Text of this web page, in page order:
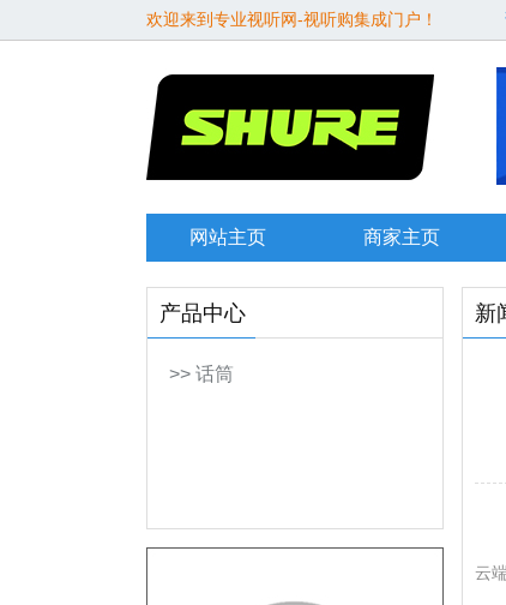
欢迎来到专业视听网-视听购集成门户！
网站主页 商家主页
产品中心
>> 话筒
新
云